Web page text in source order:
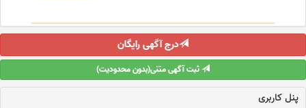
درج آگهی رایگان
ثبت آگهی متنی(بدون محدودیت)
پنل کاربری